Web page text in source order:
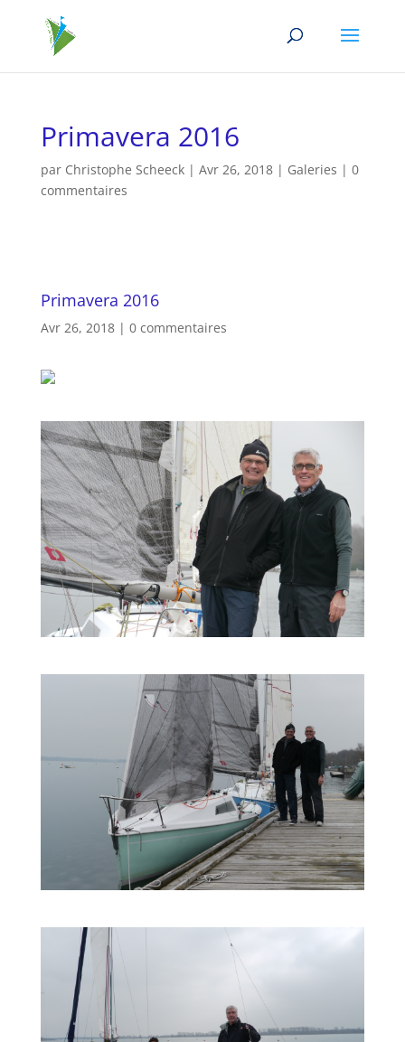
Primavera 2016
par Christophe Scheeck| Avr 26, 2018| Galeries | 0
commentaires
Primavera 2016
Avr 26, 2018| 0 commentaires